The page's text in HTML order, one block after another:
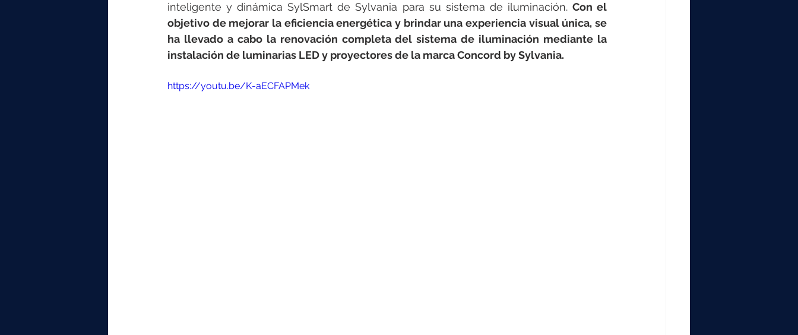
elektrotools-P065000 elektrotools-P040000 elektrotools-P059000 elektrotools-P002000
inteligente y dinámica SylSmart de Sylvania para su sistema de iluminación. Con el
objetivo de mejorar la eficiencia energética y brindar una experiencia visual única, se
ha llevado a cabo la renovación completa del sistema de iluminación mediante la
instalación de luminarias LED y proyectores de la marca Concord by Sylvania.
https://youtu.be/K-aECFAPMek